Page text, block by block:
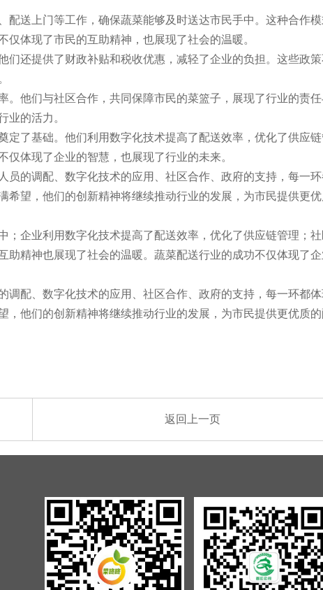
送上门等工作，确保蔬菜能够及时送达市民手中。这种合作
体现了市民的互助精神，也展现了社会的温暖。
还提供了财政补贴和税收优惠，减轻了企业的负担。这些政
他们与社区合作，共同保障市民的菜篮子，展现了行业的责
业的活力。
了基础。他们利用数字化技术提高了配送效率，优化了供应
体现了企业的智慧，也展现了行业的未来。
的调配、数字化技术的应用、社区合作、政府的支持，每一
望，他们的创新精神将继续推动行业的发展，为市民提供更
企业利用数字化技术提高了配送效率，优化了供应链管理；
精神也展现了社会的温暖。蔬菜配送行业的成功不仅体现了
配、数字化技术的应用、社区合作、政府的支持，每一环都
他们的创新精神将继续推动行业的发展，为市民提供更优质
返回上一页